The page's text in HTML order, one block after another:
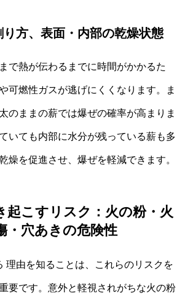
方、表面・内部の乾燥状態
で熱が伝わるまでに時間がかかるた
可燃性ガスが逃げにくくなります。ま
のままの薪では爆ぜの確率が高まりま
いても内部に水分が残っている薪も多
燥を促進させ、爆ぜを軽減できます。
起こすリスク：火の粉・火
・穴あきの危険性
理由を知ることは、これらのリスクを
要です。意外と軽視されがちな火の粉